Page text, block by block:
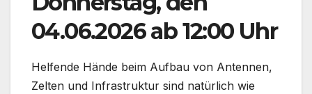
04.06.2026 ab 12:00 Uhr
Helfende Hände beim Aufbau von Antennen,
Zelten und Infrastruktur sind natürlich wie